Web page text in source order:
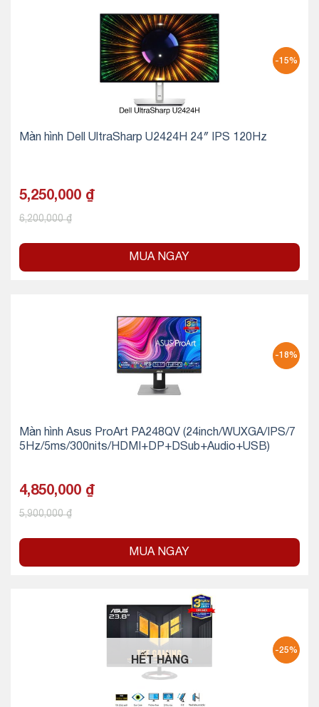
-15%
Màn hình Dell UltraSharp U2424H 24″ IPS 120Hz
5,250,000 ₫
6,200,000₫
MUA NGAY
-18%
Màn hình Asus ProArt PA248QV (24inch/WUXGA/IPS/7
5Hz/5ms/300nits/HDMI+DP+DSub+Audio+USB)
4,850,000 ₫
5,900,000₫
MUA NGAY
-25%
HẾT HÀNG